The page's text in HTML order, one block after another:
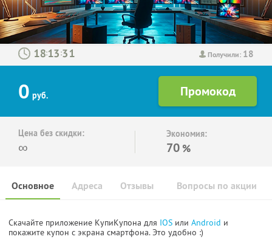
Получили: 18
: :
0 руб.
Цена без скидки:
∞
Экономия:
70 %
Основное Отзывы Вопросы по акции
Адреса
Скачайте приложение КупиКупона для IOS или Android и
покажите купон с экрана смартфона. Это удобно :)